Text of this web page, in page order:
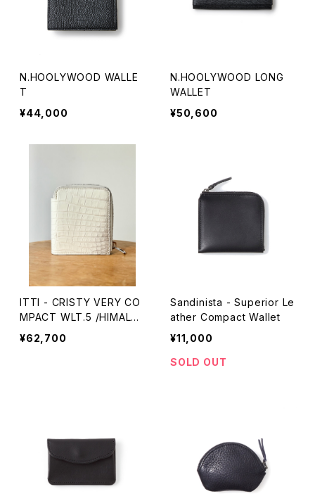
N.HOOLYWOOD WALLE
T
¥44,000
N.HOOLYWOOD LONG
WALLET
¥50,600
ITTI - CRISTY VERY CO
MPACT WLT.5 /HIMALAY
A
¥62,700
Sandinista - Superior Le
ather Compact Wallet
¥11,000
SOLD OUT